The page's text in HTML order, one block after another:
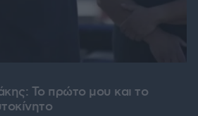
Το πρώτο μου και το